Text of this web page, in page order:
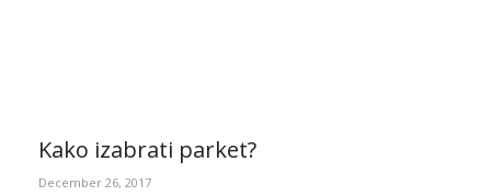
Kako izabrati parket?
December 26, 2017